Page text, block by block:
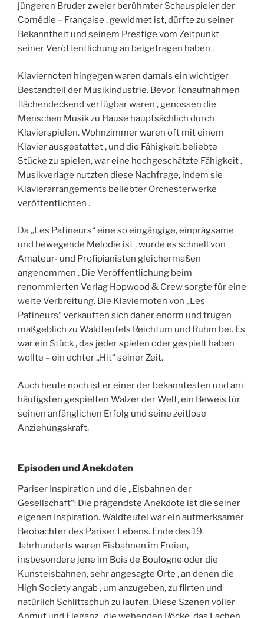
jüngeren Bruder zweier berühmter Schauspieler der
Comédie – Française , gewidmet ist, dürfte zu seiner
Bekanntheit und seinem Prestige vom Zeitpunkt
seiner Veröffentlichung an beigetragen haben .
Klaviernoten hingegen waren damals ein wichtiger
Bestandteil der Musikindustrie. Bevor Tonaufnahmen
flächendeckend verfügbar waren , genossen die
Menschen Musik zu Hause hauptsächlich durch
Klavierspielen. Wohnzimmer waren oft mit einem
Klavier ausgestattet , und die Fähigkeit, beliebte
Stücke zu spielen, war eine hochgeschätzte Fähigkeit .
Musikverlage nutzten diese Nachfrage, indem sie
Klavierarrangements beliebter Orchesterwerke
veröffentlichten .
Da „Les Patineurs“ eine so eingängige, einprägsame
und bewegende Melodie ist , wurde es schnell von
Amateur- und Profipianisten gleichermaßen
angenommen . Die Veröffentlichung beim
renommierten Verlag Hopwood & Crew sorgte für eine
weite Verbreitung. Die Klaviernoten von „Les
Patineurs“ verkauften sich daher enorm und trugen
maßgeblich zu Waldteufels Reichtum und Ruhm bei. Es
war ein Stück , das jeder spielen oder gespielt haben
wollte – ein echter „Hit“ seiner Zeit.
Auch heute noch ist er einer der bekanntesten und am
häufigsten gespielten Walzer der Welt, ein Beweis für
seinen anfänglichen Erfolg und seine zeitlose
Anziehungskraft.
Episoden und Anekdoten
Pariser Inspiration und die „Eisbahnen der
Gesellschaft“: Die prägendste Anekdote ist die seiner
eigenen Inspiration. Waldteufel war ein aufmerksamer
Beobachter des Pariser Lebens. Ende des 19.
Jahrhunderts waren Eisbahnen im Freien,
insbesondere jene im Bois de Boulogne oder die
Kunsteisbahnen, sehr angesagte Orte , an denen die
High Society angab , um anzugeben, zu flirten und
natürlich Schlittschuh zu laufen. Diese Szenen voller